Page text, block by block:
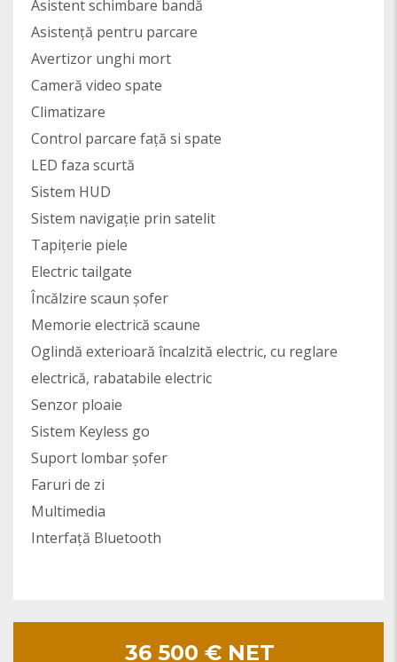
Asistent schimbare bandă
Asistență pentru parcare
Avertizor unghi mort
Cameră video spate
Climatizare
Control parcare față si spate
LED faza scurtă
Sistem HUD
Sistem navigație prin satelit
Tapițerie piele
Electric tailgate
Încălzire scaun șofer
Memorie electrică scaune
Oglindă exterioară încalzită electric, cu reglare
electrică, rabatabile electric
Senzor ploaie
Sistem Keyless go
Suport lombar șofer
Faruri de zi
Multimedia
Interfață Bluetooth
36 500 € NET